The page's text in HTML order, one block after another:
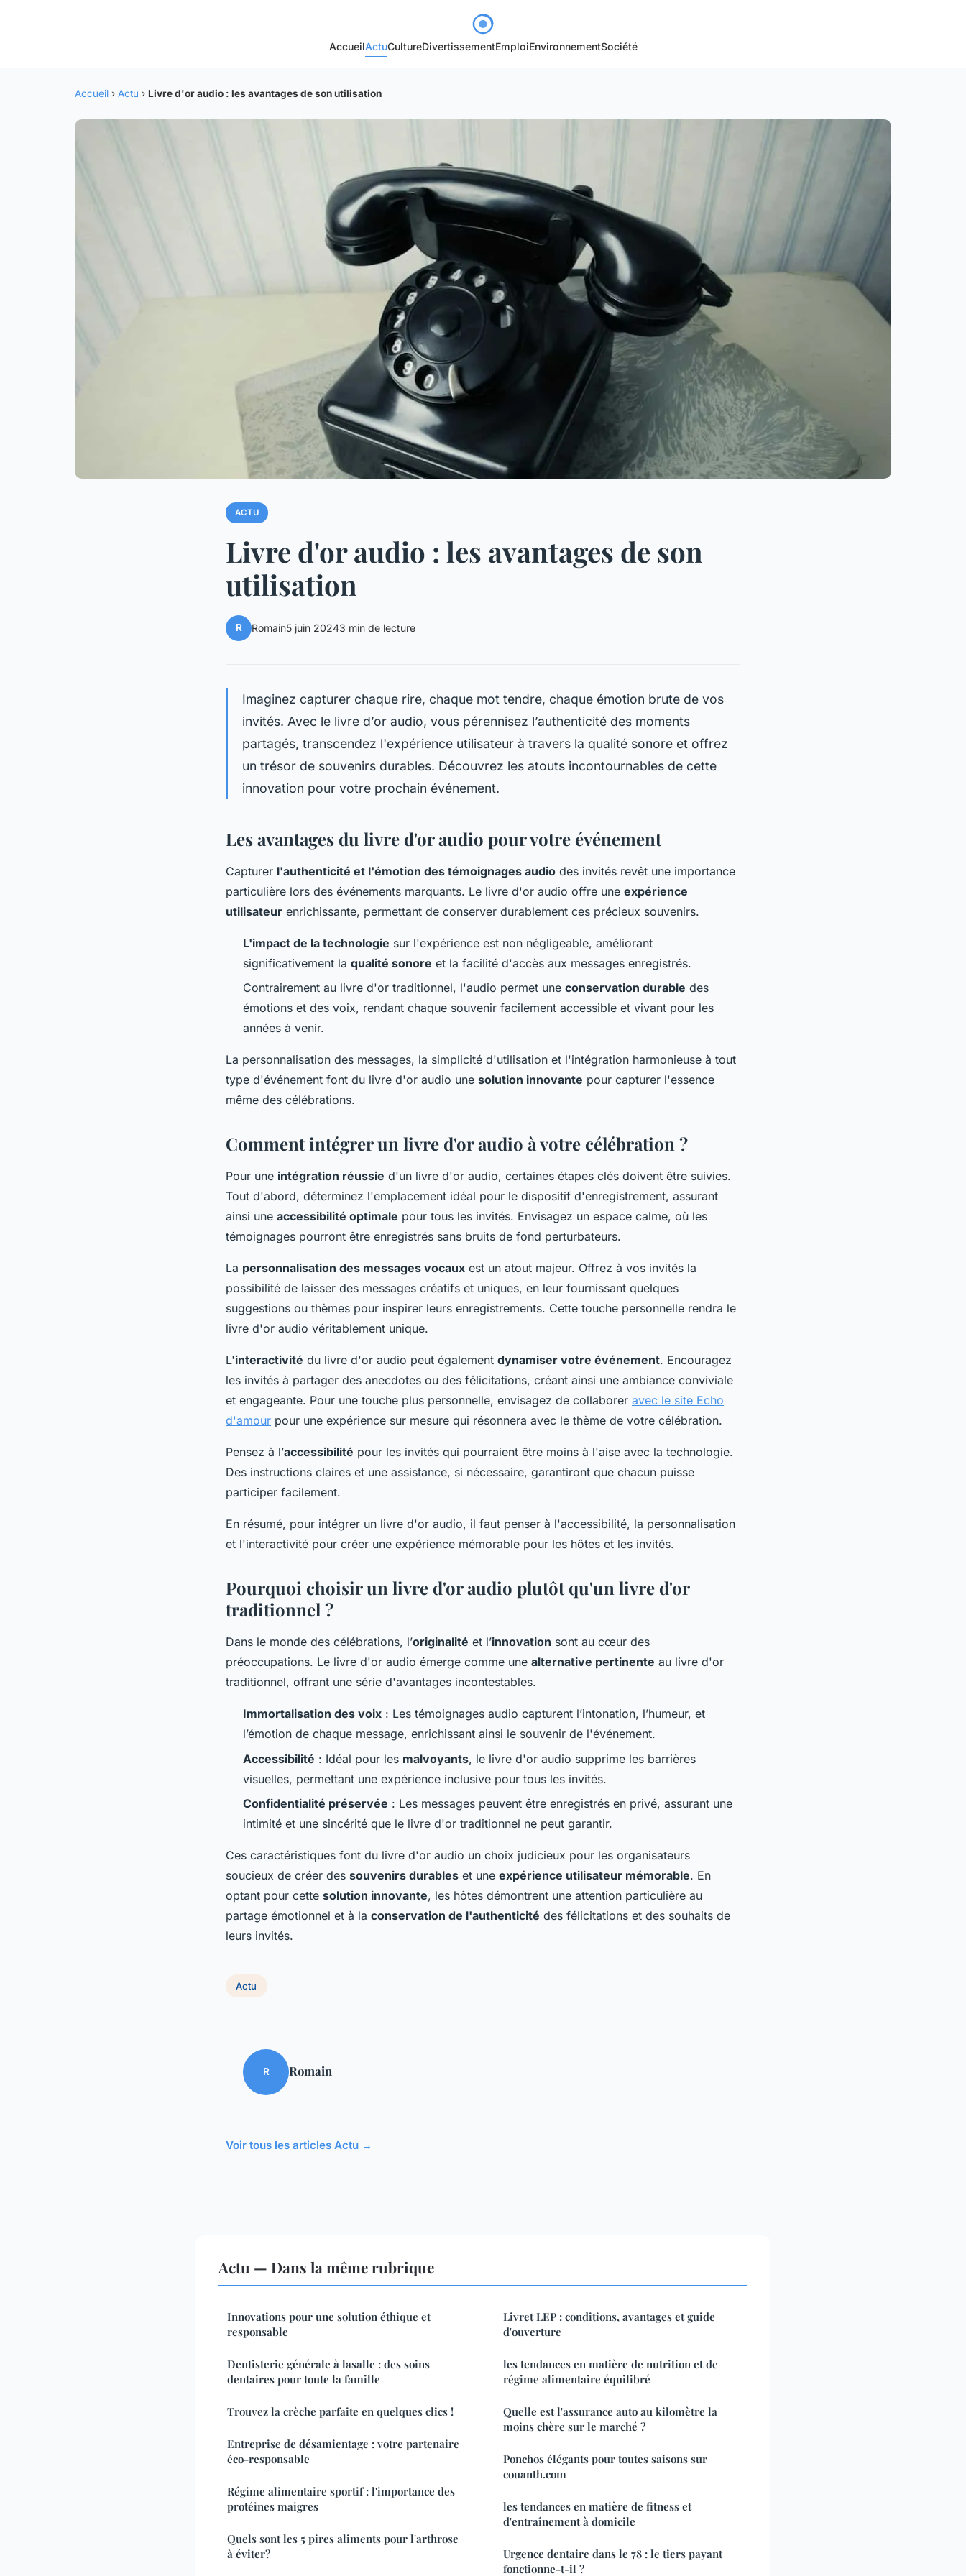
AccueilActuCultureDivertissementEmploiEnvironnementSociété
Accueil › Actu › Livre d'or audio : les avantages de son utilisation
ACTU
Livre d'or audio : les avantages de son
utilisation
R Romain5 juin 20243 min de lecture
Imaginez capturer chaque rire, chaque mot tendre, chaque émotion brute de vos
invités. Avec le livre d’or audio, vous pérennisez l’authenticité des moments
partagés, transcendez l'expérience utilisateur à travers la qualité sonore et offrez
un trésor de souvenirs durables. Découvrez les atouts incontournables de cette
innovation pour votre prochain événement.
Les avantages du livre d'or audio pour votre événement
Capturer l'authenticité et l'émotion des témoignages audio des invités revêt une importance
particulière lors des événements marquants. Le livre d'or audio offre une expérience
utilisateur enrichissante, permettant de conserver durablement ces précieux souvenirs.
L'impact de la technologie sur l'expérience est non négligeable, améliorant
significativement la qualité sonore et la facilité d'accès aux messages enregistrés.
Contrairement au livre d'or traditionnel, l'audio permet une conservation durable des
émotions et des voix, rendant chaque souvenir facilement accessible et vivant pour les
années à venir.
La personnalisation des messages, la simplicité d'utilisation et l'intégration harmonieuse à tout
type d'événement font du livre d'or audio une solution innovante pour capturer l'essence
même des célébrations.
Comment intégrer un livre d'or audio à votre célébration ?
Pour une intégration réussie d'un livre d'or audio, certaines étapes clés doivent être suivies.
Tout d'abord, déterminez l'emplacement idéal pour le dispositif d'enregistrement, assurant
ainsi une accessibilité optimale pour tous les invités. Envisagez un espace calme, où les
témoignages pourront être enregistrés sans bruits de fond perturbateurs.
La personnalisation des messages vocaux est un atout majeur. Offrez à vos invités la
possibilité de laisser des messages créatifs et uniques, en leur fournissant quelques
suggestions ou thèmes pour inspirer leurs enregistrements. Cette touche personnelle rendra le
livre d'or audio véritablement unique.
L'interactivité du livre d'or audio peut également dynamiser votre événement. Encouragez
les invités à partager des anecdotes ou des félicitations, créant ainsi une ambiance conviviale
et engageante. Pour une touche plus personnelle, envisagez de collaborer avec le site Echo
d'amour pour une expérience sur mesure qui résonnera avec le thème de votre célébration.
Pensez à l’accessibilité pour les invités qui pourraient être moins à l'aise avec la technologie.
Des instructions claires et une assistance, si nécessaire, garantiront que chacun puisse
participer facilement.
En résumé, pour intégrer un livre d'or audio, il faut penser à l'accessibilité, la personnalisation
et l'interactivité pour créer une expérience mémorable pour les hôtes et les invités.
Pourquoi choisir un livre d'or audio plutôt qu'un livre d'or
traditionnel ?
Dans le monde des célébrations, l’originalité et l’innovation sont au cœur des
préoccupations. Le livre d'or audio émerge comme une alternative pertinente au livre d'or
traditionnel, offrant une série d'avantages incontestables.
Immortalisation des voix : Les témoignages audio capturent l’intonation, l’humeur, et
l’émotion de chaque message, enrichissant ainsi le souvenir de l'événement.
Accessibilité : Idéal pour les malvoyants, le livre d'or audio supprime les barrières
visuelles, permettant une expérience inclusive pour tous les invités.
Confidentialité préservée : Les messages peuvent être enregistrés en privé, assurant une
intimité et une sincérité que le livre d'or traditionnel ne peut garantir.
Ces caractéristiques font du livre d'or audio un choix judicieux pour les organisateurs
soucieux de créer des souvenirs durables et une expérience utilisateur mémorable. En
optant pour cette solution innovante, les hôtes démontrent une attention particulière au
partage émotionnel et à la conservation de l'authenticité des félicitations et des souhaits de
leurs invités.
Actu
R Romain
Voir tous les articles Actu →
Actu — Dans la même rubrique
Innovations pour une solution éthique et
responsable
Dentisterie générale à lasalle : des soins
dentaires pour toute la famille
Trouvez la crèche parfaite en quelques clics !
Entreprise de désamientage : votre partenaire
éco-responsable
Régime alimentaire sportif : l'importance des
protéines maigres
Quels sont les 5 pires aliments pour l'arthrose
à éviter?
Livret LEP : conditions, avantages et guide
d'ouverture
les tendances en matière de nutrition et de
régime alimentaire équilibré
Quelle est l'assurance auto au kilomètre la
moins chère sur le marché ?
Ponchos élégants pour toutes saisons sur
couanth.com
les tendances en matière de fitness et
d'entraînement à domicile
Urgence dentaire dans le 78 : le tiers payant
fonctionne-t-il ?